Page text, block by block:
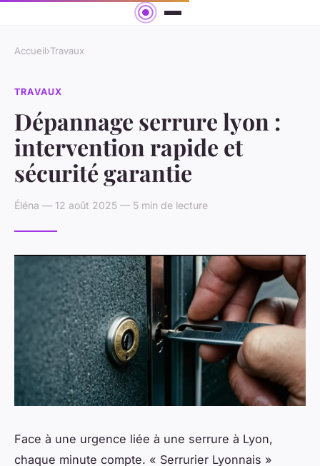
Accueil›Travaux
TRAVAUX
Dépannage serrure lyon :
intervention rapide et
sécurité garantie
Éléna — 12 août 2025 — 5 min de lecture
Face à une urgence liée à une serrure à Lyon,
chaque minute compte. « Serrurier Lyonnais »